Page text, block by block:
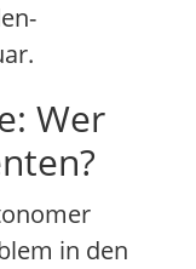
Wer
in den